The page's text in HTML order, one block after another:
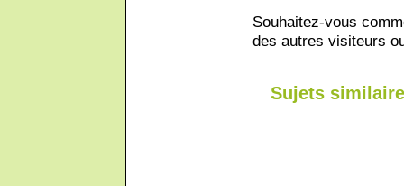
Souhaitez-vous
des autres visiteurs
Sujets